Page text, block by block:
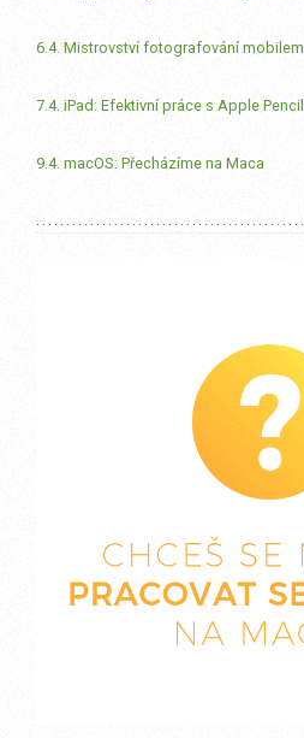
6.4. Mistrovství fotografování mobilem
7.4. iPad: Efektivní práce s Apple Pencil
9.4. macOS: Přecházíme na Maca